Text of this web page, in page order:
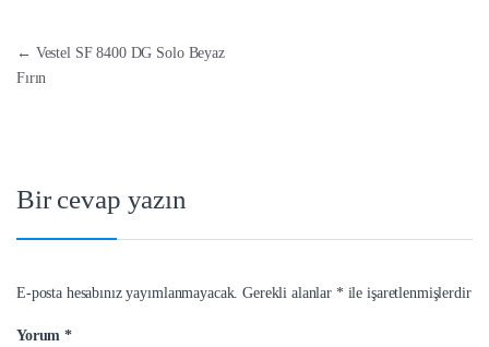
Yazı dolaşımı
← Vestel SF 8400 DG Solo Beyaz
Fırın
Bir cevap yazın
E-posta hesabınız yayımlanmayacak. Gerekli alanlar *ile işaretlenmişlerdir
Yorum*